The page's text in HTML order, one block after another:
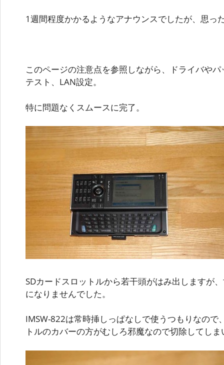
1週間程度かかるようなアナウンスでしたが、思っ
このページの注意点を参照しながら、ドライバや
テスト、LAN設定。
特に問題なくスムースに完了。
SDカードスロットルから若干頭がはみ出しますが
になりませんでした。
IMSW-822は常時挿しっぱなしで使うつもりなので
トルのカバーの方がむしろ邪魔なので切除してし